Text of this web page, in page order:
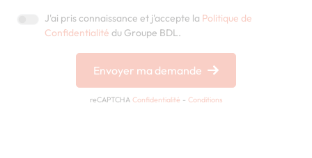
J'ai pris connaissance et j'accepte la Politique de
Confidentialité du Groupe BDL.
Envoyer ma demande
reCAPTCHA Confidentialité - Conditions